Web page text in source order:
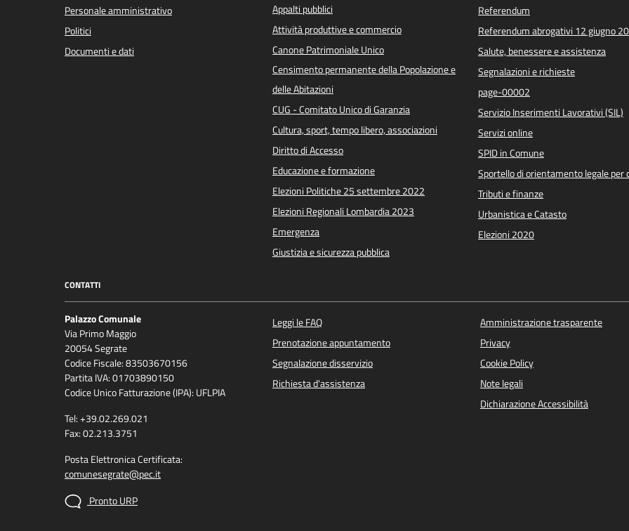
Personale amministrativo
Politici
Documenti e dati
Appalti pubblici
Attività produttive e commercio
Canone Patrimoniale Unico
Censimento permanente della Popolazione e
delle Abitazioni
CUG - Comitato Unico di Garanzia
Cultura, sport, tempo libero, associazioni
Diritto di Accesso
Educazione e formazione
Elezioni Politiche 25 settembre 2022
Elezioni Regionali Lombardia 2023
Emergenza
Giustizia e sicurezza pubblica
Referendum
Referendum abrogativi 12 giugno
Salute, benessere e assistenza
Segnalazioni e richieste
page-00002
Servizio Inserimenti Lavorativi (SIL)
Servizi online
SPID in Comune
Sportello di orientamento legale per
Tributi e finanze
Urbanistica e Catasto
Elezioni 2020
CONTATTI
Palazzo Comunale
Via Primo Maggio
20054 Segrate
Codice Fiscale: 83503670156
Partita IVA: 01703890150
Codice Unico Fatturazione (IPA): UFLPIA
Tel: +39.02.269.021
Fax: 02.213.3751
Posta Elettronica Certificata:
comunesegrate@pec.it
Pronto URP
Leggi le FAQ
Prenotazione appuntamento
Segnalazione disservizio
Richiesta d'assistenza
Amministrazione trasparente
Privacy
Cookie Policy
Note legali
Dichiarazione Accessibilità